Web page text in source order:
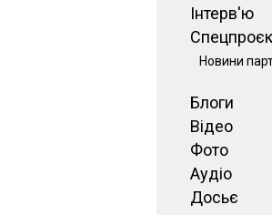
Інтерв'ю
Новини
Блоги
Відео
Фото
Аудіо
Досьє